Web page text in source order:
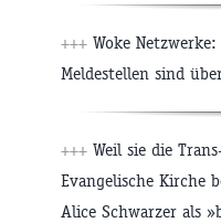
+++ Woke
Meldestellen sind
+++ Weil sie die
Evangelische Kirche
Alice Schwarzer als